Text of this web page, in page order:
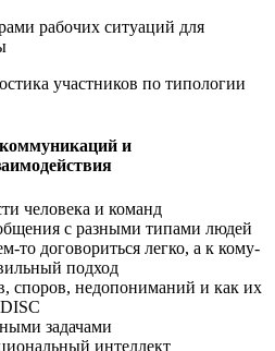
рабочих ситуаций для
участников по типологии
и
человека и команд
с разными типами людей
то договориться легко, а к кому-
подход
споров, недопониманий и как их
задачами
интеллект